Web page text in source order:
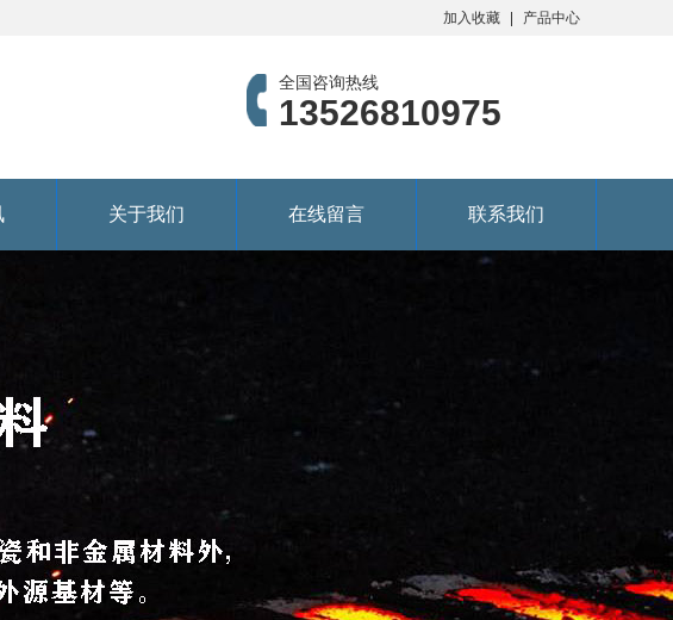
加入收藏 产品中心
全国咨询热线
13526810975
关于我们 在线留言 联系我们